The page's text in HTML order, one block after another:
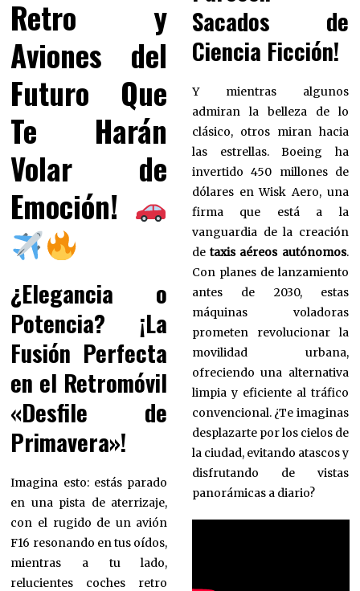
Retro y
Aviones del
Futuro Que
Te Harán
Volar de
Emoción!
¿Elegancia o
Potencia? ¡La
Fusión Perfecta
en el Retromóvil
«Desfile de
Primavera»!
Imagina esto: estás parado
en una pista de aterrizaje,
con el rugido de un avión
F16 resonando en tus oídos,
mientras a tu lado,
relucientes coches retro
Sacados de
Ciencia Ficción!
Y mientras algunos
admiran la belleza de lo
clásico, otros miran hacia
las estrellas. Boeing ha
invertido 450 millones de
dólares en Wisk Aero, una
firma que está a la
vanguardia de la creación
de taxis aéreos autónomos.
Con planes de lanzamiento
antes de 2030, estas
máquinas voladoras
prometen revolucionar la
movilidad urbana,
ofreciendo una alternativa
limpia y eficiente al tráfico
convencional. ¿Te imaginas
desplazarte por los cielos de
la ciudad, evitando atascos y
disfrutando de vistas
panorámicas a diario?